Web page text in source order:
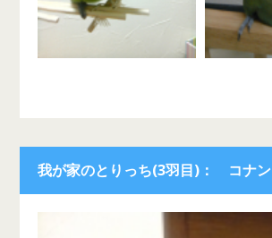
我が家のとりっち(3羽目)： コナン